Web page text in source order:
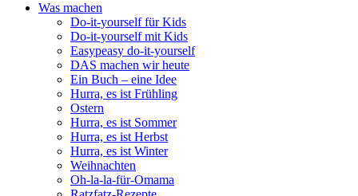
Was machen
Do-it-yourself für Kids
Do-it-yourself mit Kids
Easypeasy do-it-yourself
DAS machen wir heute
Ein Buch – eine Idee
Hurra, es ist Frühling
Ostern
Hurra, es ist Sommer
Hurra, es ist Herbst
Hurra, es ist Winter
Weihnachten
Oh-la-la-für-Omama